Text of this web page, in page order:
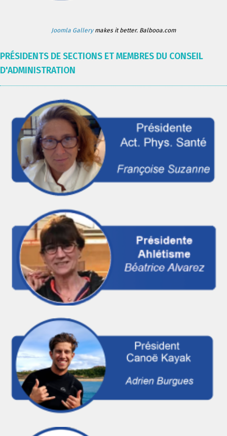
Joomla Gallerymakes it better. Balbooa.com
PRÉSIDENTS DE SECTIONS ET MEMBRES DU CONSEIL
D'ADMINISTRATION